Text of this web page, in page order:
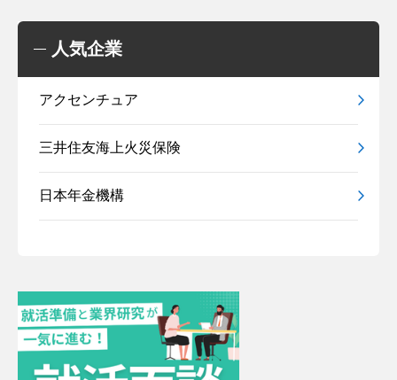
人気企業
アクセンチュア
三井住友海上火災保険
日本年金機構